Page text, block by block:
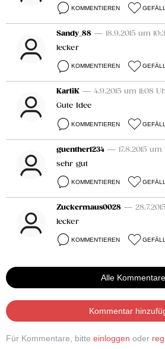
KOMMENTIEREN
Sandy_88 — 18.9.2015 um
lecker
KOMMENTIEREN
KarliK — 4.9.2015 um 11:08
Gute Idee
KOMMENTIEREN
guenther1234 — 17.8.2015 um
sehr gut
KOMMENTIEREN
Zuckermaus0028 —
lecker
KOMMENTIEREN
Alle Kommentare
Kommentar
Für Kommentare, bitte einloggen oder